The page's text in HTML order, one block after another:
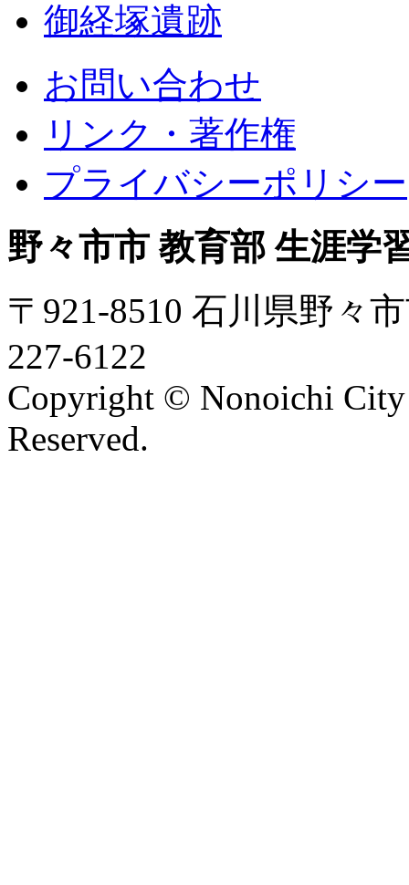
御経塚遺跡
お問い合わせ
リンク・著作権
プライバシーポリシー
野々市市 教育部 生涯学
〒921-8510 石川県野々
227-6122
Copyright © Nonoichi
Reserved.